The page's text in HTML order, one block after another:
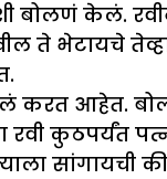
बोलणं केलं.
ते भेटायचे
आहेत. बोल्ड
रवी कुठपर्यंत
सांगायची